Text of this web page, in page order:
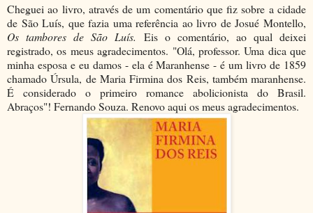
Cheguei ao livro, através de um comentário que fiz sobre a cidade
de São Luís, que fazia uma referência ao livro de Josué Montello,
Os tambores de São Luís. Eis o comentário, ao qual deixei
registrado, os meus agradecimentos. "Olá, professor. Uma dica que
minha esposa e eu damos - ela é Maranhense - é um livro de 1859
chamado Úrsula, de Maria Firmina dos Reis, também maranhense.
É considerado o primeiro romance abolicionista do Brasil.
Abraços"! Fernando Souza. Renovo aqui os meus agradecimentos.